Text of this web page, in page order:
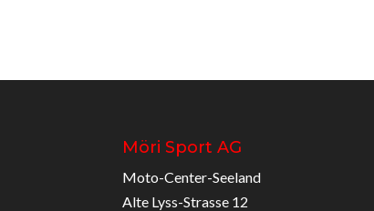
Möri Sport AG
Moto-Center-Seeland
Alte Lyss-Strasse 12